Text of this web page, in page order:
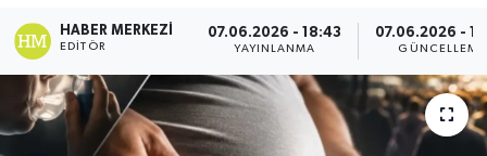
HABER MERKEZI
EDITÖR
07.06.2026 - 18:43
YAYINLANMA
07.06.2026 -
GÜNCELLEME